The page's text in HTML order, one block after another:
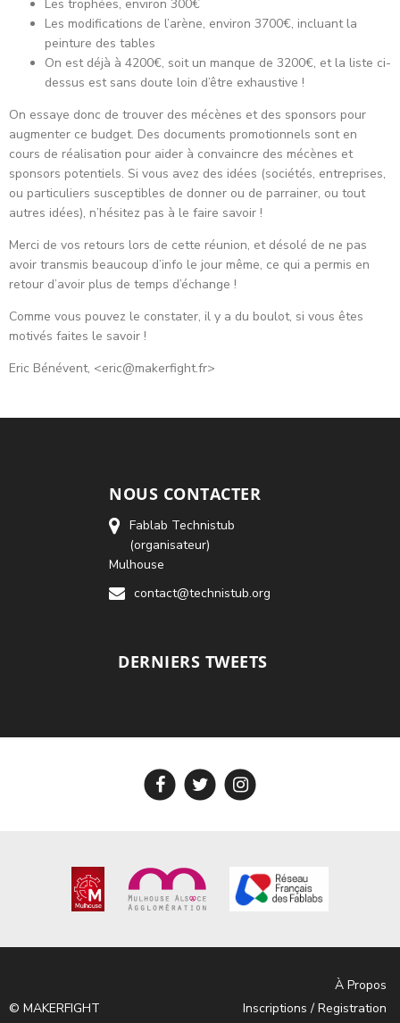
Les trophées, environ 300€
Les modifications de l’arène, environ 3700€, incluant la
peinture des tables
On est déjà à 4200€, soit un manque de 3200€, et la liste ci-
dessus est sans doute loin d’être exhaustive !
On essaye donc de trouver des mécènes et des sponsors pour
augmenter ce budget. Des documents promotionnels sont en
cours de réalisation pour aider à convaincre des mécènes et
sponsors potentiels. Si vous avez des idées (sociétés, entreprises,
ou particuliers susceptibles de donner ou de parrainer, ou tout
autres idées), n’hésitez pas à le faire savoir !
Merci de vos retours lors de cette réunion, et désolé de ne pas
avoir transmis beaucoup d’info le jour même, ce qui a permis en
retour d’avoir plus de temps d’échange !
Comme vous pouvez le constater, il y a du boulot, si vous êtes
motivés faites le savoir !
Eric Bénévent, <eric@makerfight.fr>
NOUS CONTACTER
Fablab Technistub
(organisateur)
Mulhouse
contact@technistub.org
DERNIERS TWEETS
© MAKERFIGHT
À Propos
Inscriptions / Registration